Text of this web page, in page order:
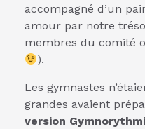
accompagné d’un
amour par notre
membres du comité
).
Les gymnastes
grandes avaient
version